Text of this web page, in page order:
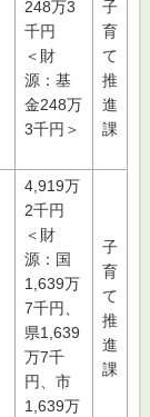
248万3
千円
＜財
源：基
金248万
3千円＞
子
育
て
推
進
課
4,919万
2千円
＜財
源：国
1,639万
7千円、
県1,639
万7千
円、市
1,639万
子
育
て
推
進
課